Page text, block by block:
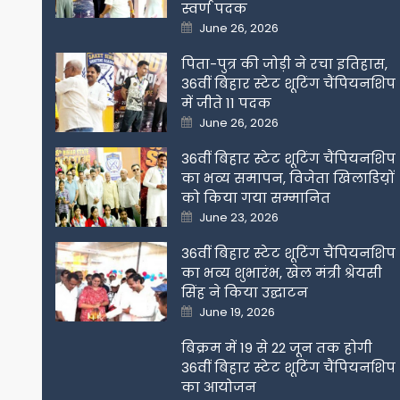
स्वर्ण पदक
Posted
on
June 26, 2026
पिता-पुत्र की जोड़ी ने रचा इतिहास,
36वीं बिहार स्टेट शूटिंग चैंपियनशिप
में जीते 11 पदक
Posted
on
June 26, 2026
36वीं बिहार स्टेट शूटिंग चैंपियनशिप
का भव्य समापन, विजेता खिलाडिय़ों
को किया गया सम्मानित
Posted
on
June 23, 2026
36वीं बिहार स्टेट शूटिंग चैंपियनशिप
का भव्य शुभारंभ, खेल मंत्री श्रेयसी
सिंह ने किया उद्घाटन
Posted
on
June 19, 2026
बिक्रम में 19 से 22 जून तक होगी
36वीं बिहार स्टेट शूटिंग चैंपियनशिप
का आयोजन